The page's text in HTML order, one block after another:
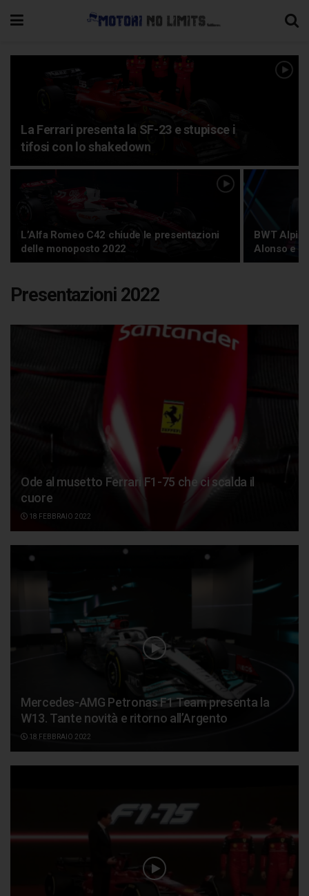
La Ferrari presenta la SF-23 e stupisce i
tifosi con lo shakedown
L’Alfa Romeo C42 chiude le presentazioni
delle monoposto 2022
BWT
Alonso e
Presentazioni 2022
Ode al musetto Ferrari F1-75 che ci scalda il
cuore
18 FEBBRAIO 2022
Mercedes-AMG Petronas F1 Team presenta la
W13. Tante novità e ritorno all’Argento
18 FEBBRAIO 2022